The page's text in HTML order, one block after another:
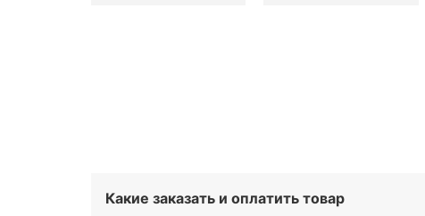
Какие заказать и оплатить товар